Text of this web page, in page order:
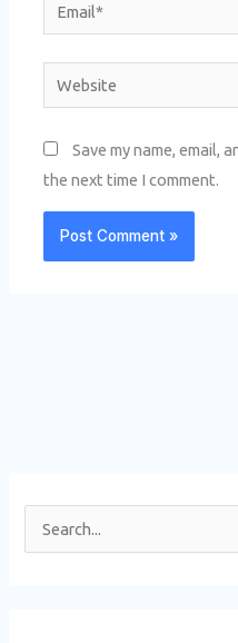
Website
Save my name, email,
the next time I comment.